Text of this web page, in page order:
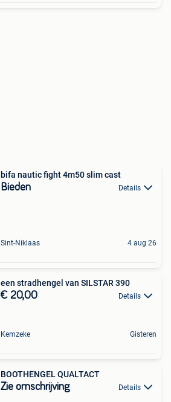
bifa nautic fight 4m50 slim cast
Bieden Details
Sint-Niklaas 4 aug 26
een stradhengel van SILSTAR 390
€ 20,00 Details
Kemzeke Gisteren
BOOTHENGEL QUALTACT
Zie omschrijving Details